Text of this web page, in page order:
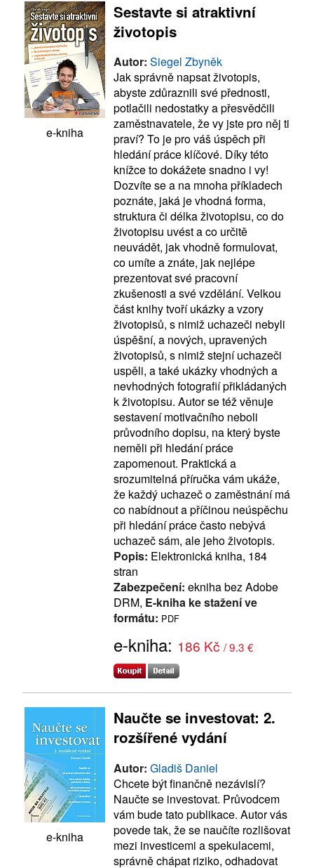
e-kniha
Sestavte si atraktivní
životopis
Autor: Siegel Zbyněk
Jak správně napsat životopis,
abyste zdůraznili své přednosti,
potlačili nedostatky a přesvědčili
zaměstnavatele, že vy jste pro něj ti
praví? To je pro váš úspěch při
hledání práce klíčové. Díky této
knížce to dokážete snadno i vy!
Dozvíte se a na mnoha příkladech
poznáte, jaká je vhodná forma,
struktura či délka životopisu, co do
životopisu uvést a co určitě
neuvádět, jak vhodně formulovat,
co umíte a znáte, jak nejlépe
prezentovat své pracovní
zkušenosti a své vzdělání. Velkou
část knihy tvoří ukázky a vzory
životopisů, s nimiž uchazeči nebyli
úspěšní, a nových, upravených
životopisů, s nimiž stejní uchazeči
uspěli, a také ukázky vhodných a
nevhodných fotografií přikládaných
k životopisu. Autor se též věnuje
sestavení motivačního neboli
průvodního dopisu, na který byste
neměli při hledání práce
zapomenout. Praktická a
srozumitelná příručka vám ukáže,
že každý uchazeč o zaměstnání má
co nabídnout a příčinou neúspěchu
při hledání práce často nebývá
uchazeč sám, ale jeho životopis.
Popis: Elektronická kniha, 184
stran
Zabezpečení: ekniha bez Adobe
DRM, E-kniha ke stažení ve
formátu: PDF
e-kniha: 186 Kč / 9.3 €
e-kniha
Naučte se investovat: 2.
rozšířené vydání
Autor: Gladiš Daniel
Chcete být finančně nezávislí?
Naučte se investovat. Průvodcem
vám bude tato publikace. Autor vás
povede tak, že se naučíte rozlišovat
mezi investicemi a spekulacemi,
správně chápat riziko, odhadovat